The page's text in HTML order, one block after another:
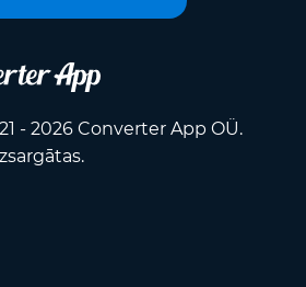
- 2026 Converter App OÜ.